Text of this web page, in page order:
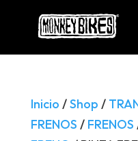
Búsqueda
productos
Inicio /Shop /
FRENOS / FRENOS